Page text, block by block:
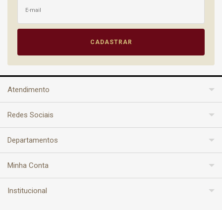
Atendimento
Redes Sociais
Departamentos
Minha Conta
Institucional